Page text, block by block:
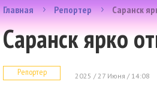
Главная Репортер Саранск
Саранск ярко
Репортер 2025 / 27 Июня / 14:08